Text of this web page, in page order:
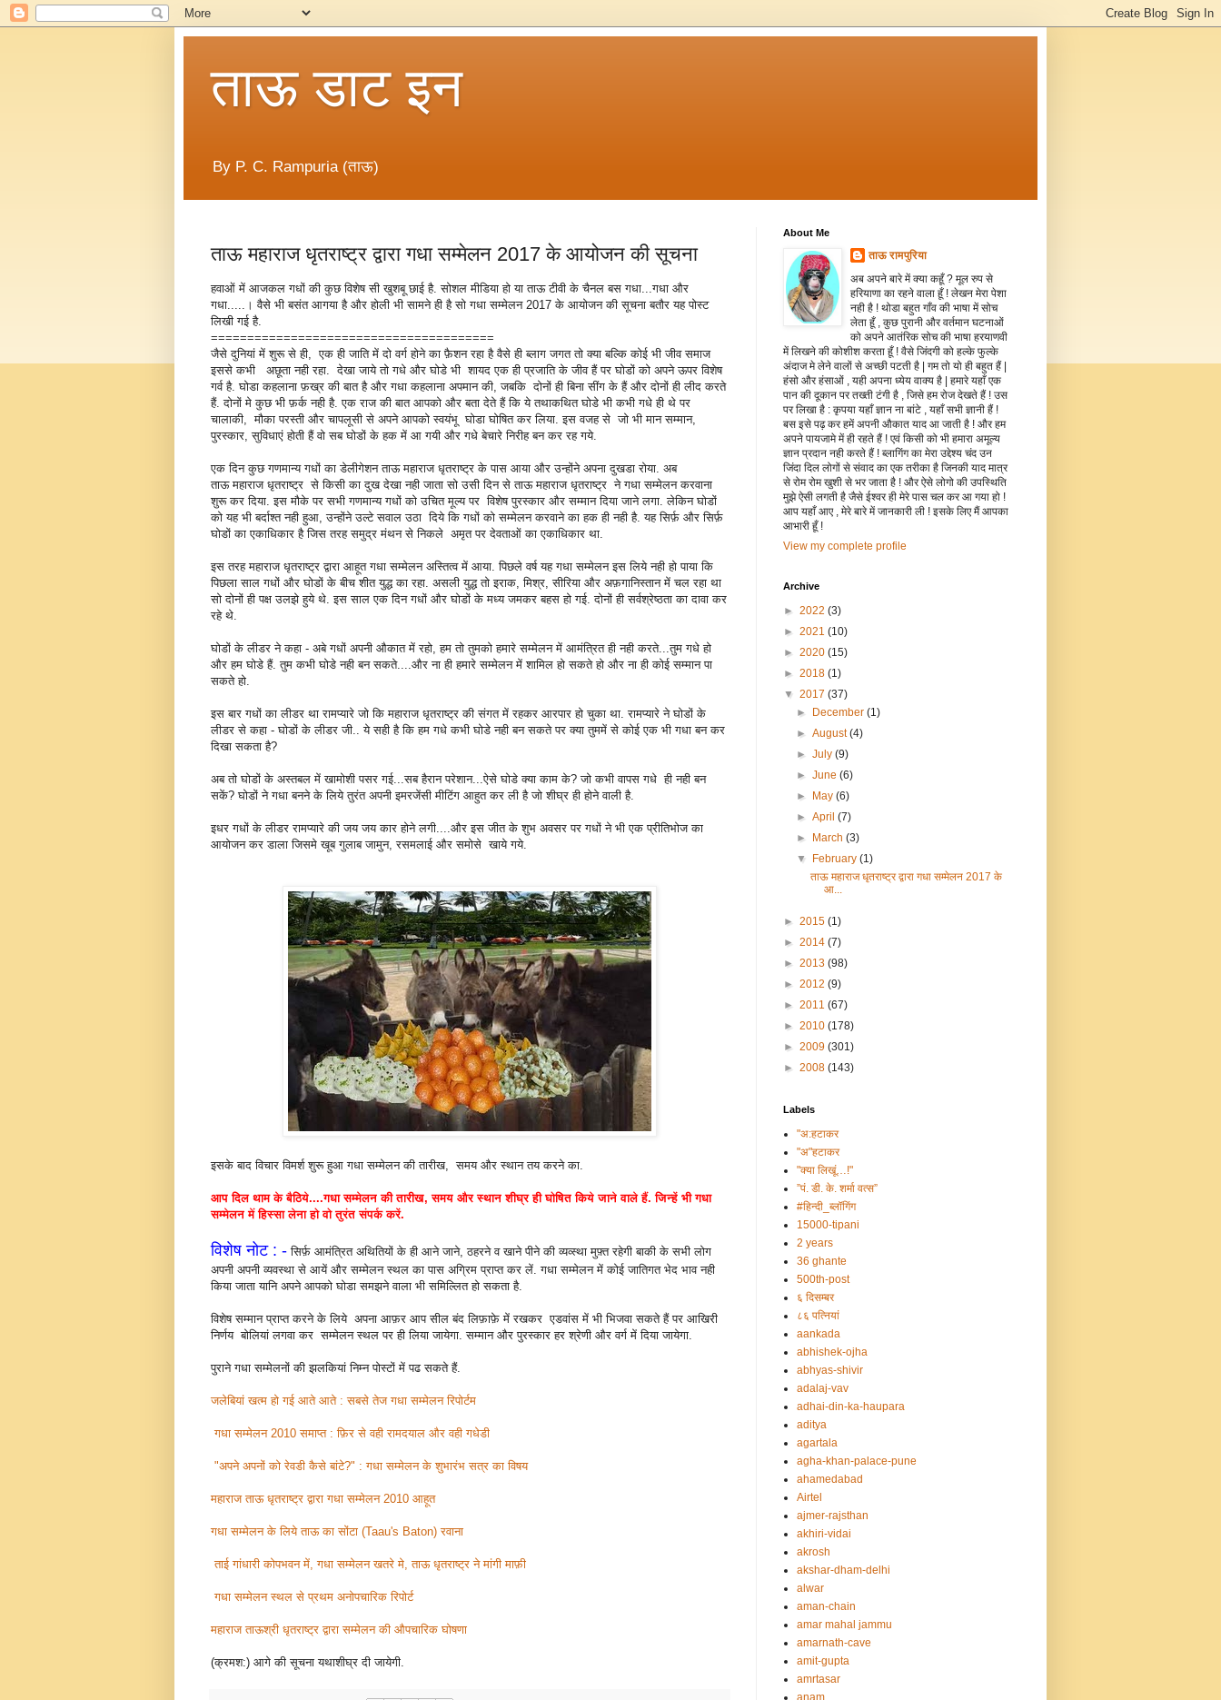
ताऊ डाट इन
By P. C. Rampuria (ताऊ)
ताऊ महाराज धृतराष्ट्र द्वारा गधा सम्मेलन 2017 के आयोजन की सूचना
हवाओं में आजकल गधों की कुछ विशेष सी खुशबू छाई है. सोशल मीडिया हो या ताऊ टीवी के चैनल बस गधा...गधा और
गधा.....। वैसे भी बसंत आगया है और होली भी सामने ही है सो गधा सम्मेलन 2017 के आयोजन की सूचना बतौर यह पोस्ट
लिखी गई है.
=======================================
जैसे दुनियां में शुरू से ही, एक ही जाति में दो वर्ग होने का फ़ैशन रहा है वैसे ही ब्लाग जगत तो क्या बल्कि कोई भी जीव समाज
इससे कभी अछूता नही रहा. देखा जाये तो गधे और घोडे भी शायद एक ही प्रजाति के जीव हैं पर घोडों को अपने ऊपर विशेष
गर्व है. घोडा कहलाना फ़ख्र की बात है और गधा कहलाना अपमान की, जबकि दोनों ही बिना सींग के हैं और दोनों ही लीद करते
हैं. दोनों मे कुछ भी फ़र्क नही है. एक राज की बात आपको और बता देते हैं कि ये तथाकथित घोडे भी कभी गधे ही थे पर
चालाकी, मौका परस्ती और चापलूसी से अपने आपको स्वयंभू घोडा घोषित कर लिया. इस वजह से जो भी मान सम्मान,
पुरस्कार, सुविधाएं होती हैं वो सब घोडों के हक में आ गयी और गधे बेचारे निरीह बन कर रह गये.
एक दिन कुछ गणमान्य गधों का डेलीगेशन ताऊ महाराज धृतराष्ट्र के पास आया और उन्होंने अपना दुखडा रोया. अब
ताऊ महाराज धृतराष्ट्र से किसी का दुख देखा नही जाता सो उसी दिन से ताऊ महाराज धृतराष्ट्र ने गधा सम्मेलन करवाना
शुरू कर दिया. इस मौके पर सभी गणमान्य गधों को उचित मूल्य पर विशेष पुरस्कार और सम्मान दिया जाने लगा. लेकिन घोडों
को यह भी बर्दाश्त नही हुआ, उन्होंने उल्टे सवाल उठा दिये कि गधों को सम्मेलन करवाने का हक ही नही है. यह सिर्फ़ और सिर्फ़
घोडों का एकाधिकार है जिस तरह समुद्र मंथन से निकले अमृत पर देवताओं का एकाधिकार था.
इस तरह महाराज धृतराष्ट्र द्वारा आहूत गधा सम्मेलन अस्तित्व में आया. पिछले वर्ष यह गधा सम्मेलन इस लिये नही हो पाया कि
पिछला साल गधों और घोडों के बीच शीत युद्ध का रहा. असली युद्ध तो इराक, मिश्र, सीरिया और अफ़गानिस्तान में चल रहा था
सो दोनों ही पक्ष उलझे हुये थे. इस साल एक दिन गधों और घोडों के मध्य जमकर बहस हो गई. दोनों ही सर्वश्रेष्ठता का दावा कर
रहे थे.
घोडों के लीडर ने कहा - अबे गधों अपनी औकात में रहो, हम तो तुमको हमारे सम्मेलन में आमंत्रित ही नही करते...तुम गधे हो
और हम घोडे हैं. तुम कभी घोडे नही बन सकते....और ना ही हमारे सम्मेलन में शामिल हो सकते हो और ना ही कोई सम्मान पा
सकते हो.
इस बार गधों का लीडर था रामप्यारे जो कि महाराज धृतराष्ट्र की संगत में रहकर आरपार हो चुका था. रामप्यारे ने घोडों के
लीडर से कहा - घोडों के लीडर जी.. ये सही है कि हम गधे कभी घोडे नही बन सकते पर क्या तुममें से कोई एक भी गधा बन कर
दिखा सकता है?
अब तो घोडों के अस्तबल में खामोशी पसर गई...सब हैरान परेशान...ऐसे घोडे क्या काम के? जो कभी वापस गधे ही नही बन
सकें? घोडों ने गधा बनने के लिये तुरंत अपनी इमरजेंसी मीटिंग आहुत कर ली है जो शीघ्र ही होने वाली है.
इधर गधों के लीडर रामप्यारे की जय जय कार होने लगी....और इस जीत के शुभ अवसर पर गधों ने भी एक प्रीतिभोज का
आयोजन कर डाला जिसमे खूब गुलाब जामुन, रसमलाई और समोसे खाये गये.
इसके बाद विचार विमर्श शुरू हुआ गधा सम्मेलन की तारीख, समय और स्थान तय करने का.
आप दिल थाम के बैठिये....गधा सम्मेलन की तारीख, समय और स्थान शीघ्र ही घोषित किये जाने वाले हैं. जिन्हें भी गधा
सम्मेलन में हिस्सा लेना हो वो तुरंत संपर्क करें.
विशेष नोट : - सिर्फ़ आमंत्रित अथितियों के ही आने जाने, ठहरने व खाने पीने की व्यव्स्था मुफ़्त रहेगी बाकी के सभी लोग
अपनी अपनी व्यवस्था से आयें और सम्मेलन स्थल का पास अग्रिम प्राप्त कर लें. गधा सम्मेलन में कोई जातिगत भेद भाव नही
किया जाता यानि अपने आपको घोडा समझने वाला भी समिल्लित हो सकता है.
विशेष सम्मान प्राप्त करने के लिये अपना आफ़र आप सील बंद लिफ़ाफ़े में रखकर एडवांस में भी भिजवा सकते हैं पर आखिरी
निर्णय बोलियां लगवा कर सम्मेलन स्थल पर ही लिया जायेगा. सम्मान और पुरस्कार हर श्रेणी और वर्ग में दिया जायेगा.
पुराने गधा सम्मेलनों की झलकियां निम्न पोस्टों में पढ सकते हैं.
जलेबियां खत्म हो गई आते आते : सबसे तेज गधा सम्मेलन रिपोर्टम
गधा सम्मेलन 2010 समाप्त : फ़िर से वही रामदयाल और वही गधेडी
"अपने अपनों को रेवडी कैसे बांटे?" : गधा सम्मेलन के शुभारंभ सत्र का विषय
महाराज ताऊ धृतराष्ट्र द्वारा गधा सम्मेलन 2010 आहूत
गधा सम्मेलन के लिये ताऊ का सोंटा (Taau's Baton) रवाना
ताई गांधारी कोपभवन में, गधा सम्मेलन खतरे मे, ताऊ धृतराष्ट्र ने मांगी माफ़ी
गधा सम्मेलन स्थल से प्रथम अनोपचारिक रिपोर्ट
महाराज ताऊश्री धृतराष्ट्र द्वारा सम्मेलन की औपचारिक घोषणा
(क्रमश:) आगे की सूचना यथाशीघ्र दी जायेगी.
About Me
ताऊ रामपुरिया
अब अपने बारे में क्या कहूँ ? मूल रुप से
हरियाणा का रहने वाला हूँ ! लेखन मेरा पेशा
नही है ! थोडा बहुत गाँव की भाषा में सोच
लेता हूँ , कुछ पुरानी और वर्तमान घटनाओं
को अपने आतंरिक सोच की भाषा हरयाणवी
में लिखने की कोशीश करता हूँ ! वैसे जिंदगी को हल्के फुल्के
अंदाज मे लेने वालों से अच्छी पटती है | गम तो यो ही बहुत हैं |
हंसो और हंसाओं , यही अपना ध्येय वाक्य है | हमारे यहाँ एक
पान की दूकान पर तख्ती टंगी है , जिसे हम रोज देखते हैं ! उस
पर लिखा है : कृपया यहाँ ज्ञान ना बांटे , यहाँ सभी ज्ञानी हैं !
बस इसे पढ़ कर हमें अपनी औकात याद आ जाती है ! और हम
अपने पायजामे में ही रहते हैं ! एवं किसी को भी हमारा अमूल्य
ज्ञान प्रदान नही करते हैं ! ब्लागिंग का मेरा उद्देश्य चंद उन
जिंदा दिल लोगों से संवाद का एक तरीका है जिनकी याद मात्र
से रोम रोम खुशी से भर जाता है ! और ऐसे लोगो की उपस्थिति
मुझे ऐसी लगती है जैसे ईश्वर ही मेरे पास चल कर आ गया हो !
आप यहाँ आए , मेरे बारे में जानकारी ली ! इसके लिए मैं आपका
आभारी हूँ !
View my complete profile
Archive
► 2022 (3)
► 2021 (10)
► 2020 (15)
► 2018 (1)
▼ 2017 (37)
►
December(1)
►August(4)
►July(9)
►June(6)
►
May(6)
►April(7)
►
March(3)
▼
February(1)
ताऊ महाराज धृतराष्ट्र द्वारा गधा सम्मेलन 2017 के
आ...
► 2015 (1)
► 2014 (7)
► 2013 (98)
► 2012 (9)
► 2011 (67)
► 2010 (178)
► 2009 (301)
► 2008 (143)
Labels
"अ:हटाकर
"अ"हटाकर
"क्या लिखूं…!"
”पं. डी. के. शर्मा वत्स”
#हिन्दी_ब्लॉगिंग
15000-tipani
2 years
36 ghante
500th-post
६ दिसम्बर
८६ पत्नियां
aankada
abhishek-ojha
abhyas-shivir
adalaj-vav
adhai-din-ka-haupara
aditya
agartala
agha-khan-palace-pune
ahamedabad
Airtel
ajmer-rajsthan
akhiri-vidai
akrosh
akshar-dham-delhi
alwar
aman-chain
amar mahal jammu
amarnath-cave
amit-gupta
amrtasar